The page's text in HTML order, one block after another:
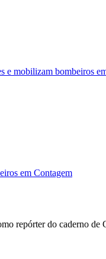
e mobilizam bombeiros
em Contagem
repórter do caderno